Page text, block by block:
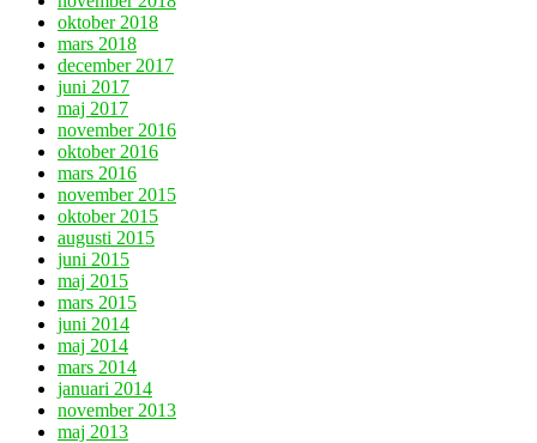
oktober 2018
mars 2018
december 2017
juni 2017
maj 2017
november 2016
oktober 2016
mars 2016
november 2015
oktober 2015
augusti 2015
juni 2015
maj 2015
mars 2015
juni 2014
maj 2014
mars 2014
januari 2014
november 2013
maj 2013